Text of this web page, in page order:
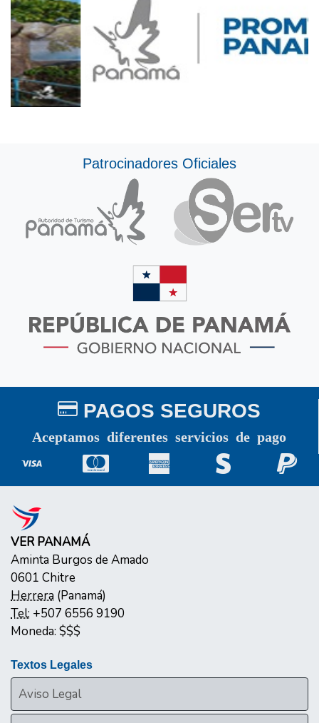
Patrocinadores Oficiales
PAGOS SEGUROS
Aceptamos diferentes servicios de pago
VER PANAMÁ
Aminta Burgos de Amado
0601 Chitre
Herrera (Panamá)
Tel: +507 6556 9190
Moneda: $$$
Textos Legales
Aviso Legal